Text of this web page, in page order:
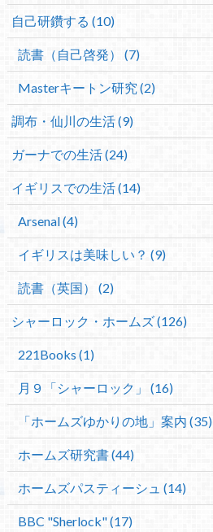
自己研鑽する (10)
読書（自己啓発） (7)
Masterキートン研究 (2)
調布・仙川の生活 (9)
ガーナでの生活 (24)
イギリスでの生活 (14)
Arsenal (4)
イギリスは美味しい？ (9)
読書（英国） (2)
シャーロック・ホームズ (126)
221Books (1)
月９「シャーロック」 (16)
「ホームズゆかりの地」案内 (35)
ホームズ研究書 (44)
ホームズパスティーシュ (14)
BBC "Sherlock" (17)